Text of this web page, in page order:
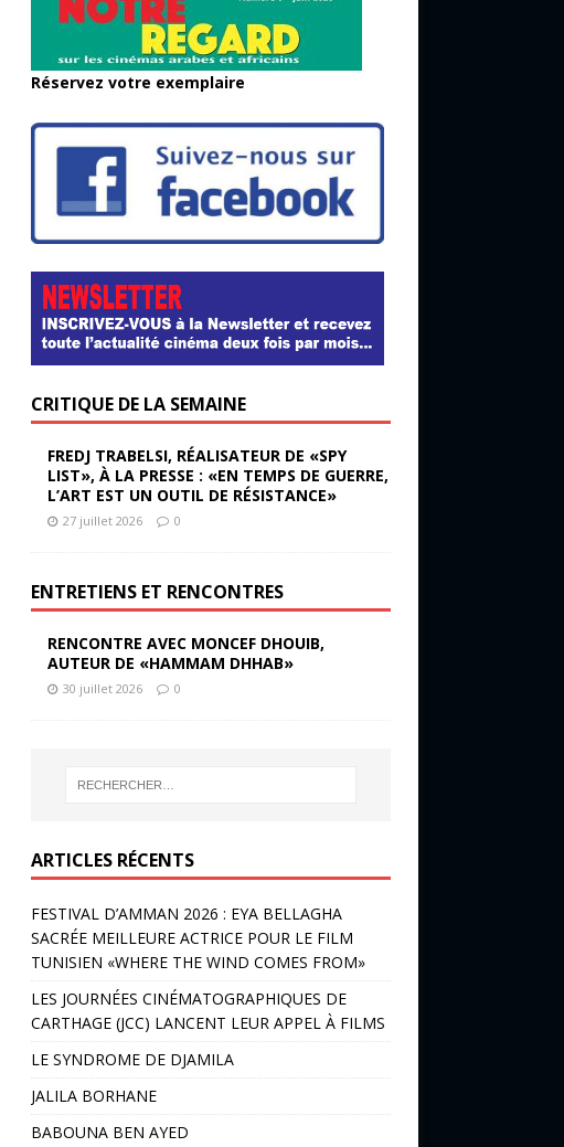
Réservez votre exemplaire
CRITIQUE DE LA SEMAINE
FREDJ TRABELSI, RÉALISATEUR DE «SPY
LIST», À LA PRESSE : «EN TEMPS DE GUERRE,
L’ART EST UN OUTIL DE RÉSISTANCE»
27 juillet 2026 0
ENTRETIENS ET RENCONTRES
RENCONTRE AVEC MONCEF DHOUIB,
AUTEUR DE «HAMMAM DHHAB»
30 juillet 2026 0
ARTICLES RÉCENTS
FESTIVAL D’AMMAN 2026 : EYA BELLAGHA
SACRÉE MEILLEURE ACTRICE POUR LE FILM
TUNISIEN «WHERE THE WIND COMES FROM»
LES JOURNÉES CINÉMATOGRAPHIQUES DE
CARTHAGE (JCC) LANCENT LEUR APPEL À FILMS
LE SYNDROME DE DJAMILA
JALILA BORHANE
BABOUNA BEN AYED